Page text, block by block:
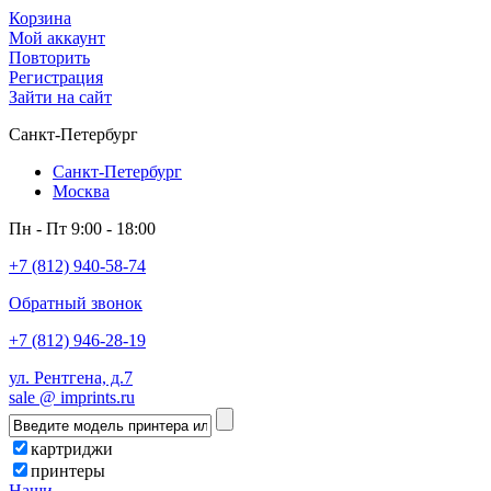
Корзина
Мой аккаунт
Повторить
Регистрация
Зайти на сайт
Санкт-Петербург
Санкт-Петербург
Москва
Пн - Пт 9:00 - 18:00
+7 (812) 940-58-74
Обратный звонок
+7 (812) 946-28-19
ул. Рентгена, д.7
sale @ imprints.ru
картриджи
принтеры